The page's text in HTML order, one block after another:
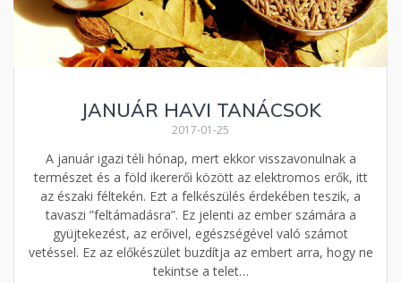
JANUÁR HAVI TANÁCSOK
2017-01-25
A január igazi téli hónap, mert ekkor visszavonulnak a
természet és a föld ikererői között az elektromos erők, itt
az északi féltekén. Ezt a felkészülés érdekében teszik, a
tavaszi ”feltámadásra”. Ez jelenti az ember számára a
gyüjtekezést, az erőivel, egészségével való számot
vetéssel. Ez az előkészület buzdítja az embert arra, hogy ne
tekintse a telet…